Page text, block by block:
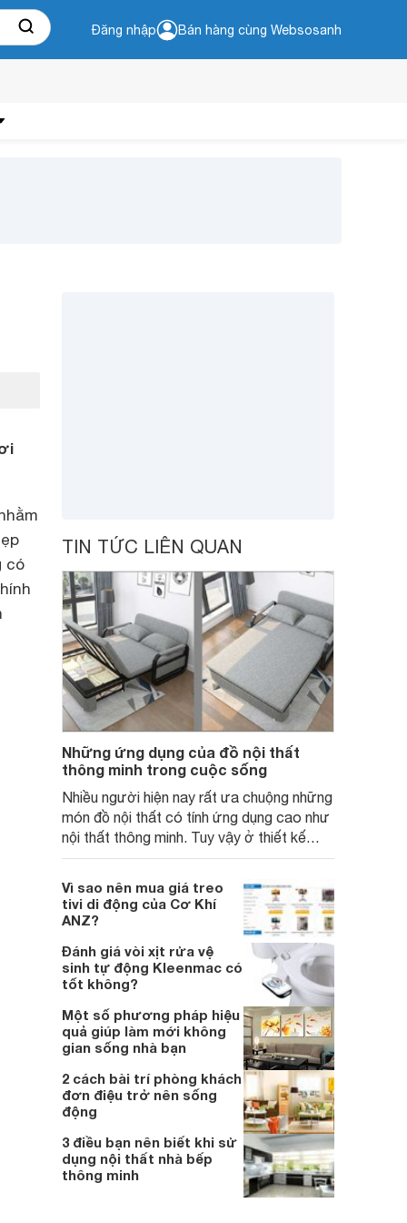
Đăng nhập Bán hàng cùng Websosanh
có
TIN TỨC LIÊN QUAN
Những ứng dụng của đồ nội thất
thông minh trong cuộc sống
Nhiều người hiện nay rất ưa chuộng những
món đồ nội thất có tính ứng dụng cao như
nội thất thông minh. Tuy vậy ở thiết kế
chúng vẫn đảm bảo các tiêu chí về mặt
Vì sao nên mua giá treo
tivi di động của Cơ Khí
ANZ?
Đánh giá vòi xịt rửa vệ
sinh tự động Kleenmac có
tốt không?
Một số phương pháp hiệu
quả giúp làm mới không
gian sống nhà bạn
2 cách bài trí phòng khách
đơn điệu trở nên sống
động
3 điều bạn nên biết khi sử
dụng nội thất nhà bếp
thông minh